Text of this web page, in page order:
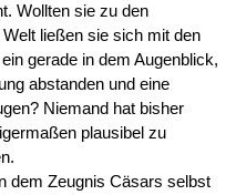
Wollten sie zu den
ließen sie sich mit den
gerade in dem Augenblick,
abstanden und eine
Niemand hat bisher
plausibel zu
dem Zeugnis Cäsars selbst